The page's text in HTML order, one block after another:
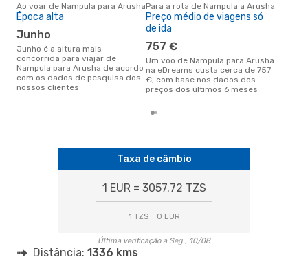
Ao voar de Nampula para Arusha Para a rota de Nampula a Arusha
Época alta
junho
junho é a altura mais
concorrida para viajar de
Nampula para Arusha de acordo
com os dados de pesquisa dos
nossos clientes
Preço médio de viagens só
de ida
757 €
Um voo de Nampula para Arusha
na eDreams custa cerca de 757
€, com base nos dados dos
preços dos últimos 6 meses
Taxa de câmbio
1 EUR = 3057.72 TZS
1 TZS = 0 EUR
Última verificação a Seg., 10/08
Distância: 1336 kms